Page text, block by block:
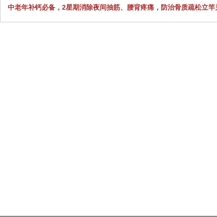
中老年补钙必备，2星期消除夜间抽筋、腰背疼痛，防治骨质疏松立竿